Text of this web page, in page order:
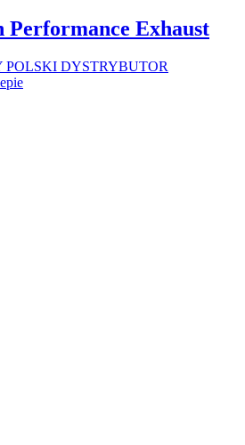
Performance Exhaust
POLSKI DYSTRYBUTOR